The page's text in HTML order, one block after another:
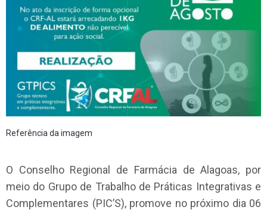
Referência da imagem
O Conselho Regional de Farmácia de Alagoas, por
meio do Grupo de Trabalho de Práticas Integrativas e
Complementares (PIC’S), promove no próximo dia 06